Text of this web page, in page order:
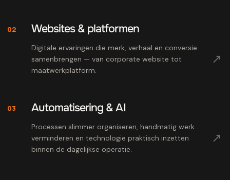
02 Websites & platformen
Digitale ervaringen die merk, verhaal en conversie
samenbrengen — van corporate website tot
maatwerkplatform.
↗
03 Automatisering & AI
Processen slimmer organiseren, handmatig werk
verminderen en technologie praktisch inzetten
binnen de dagelijkse operatie.
↗